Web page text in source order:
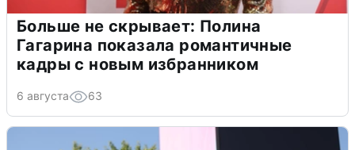
Больше не скрывает: Полина
Гагарина показала романтичные
кадры с новым избранником
6 августа 63